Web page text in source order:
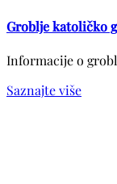
Groblje katoličko
Informacije o
Saznajte više